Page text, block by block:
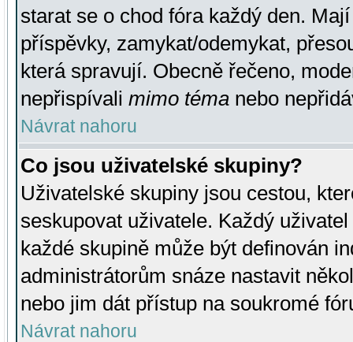
starat se o chod fóra každý den.
příspěvky, zamykat/odemykat,
která spravují. Obecně řečeno,
nepřispívali mimo téma nebo
Návrat nahoru
Co jsou uživatelské skupiny?
Uživatelské skupiny jsou cestou,
seskupovat uživatele. Každý
každé skupině může být definován
administrátorům snáze nastavit
nebo jim dát přístup na soukromé
Návrat nahoru